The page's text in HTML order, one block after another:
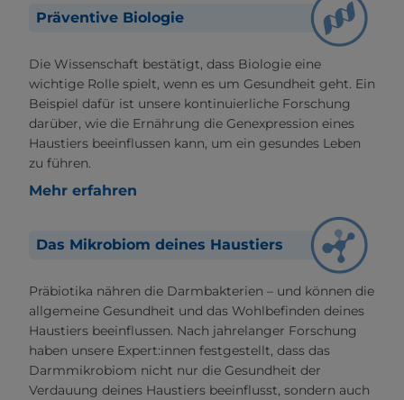
Präventive Biologie
Die Wissenschaft bestätigt, dass Biologie eine
wichtige Rolle spielt, wenn es um Gesundheit geht. Ein
Beispiel dafür ist unsere kontinuierliche Forschung
darüber, wie die Ernährung die Genexpression eines
Haustiers beeinflussen kann, um ein gesundes Leben
zu führen.
Mehr erfahren
Das Mikrobiom deines Haustiers
Präbiotika nähren die Darmbakterien – und können die
allgemeine Gesundheit und das Wohlbefinden deines
Haustiers beeinflussen. Nach jahrelanger Forschung
haben unsere Expert:innen festgestellt, dass das
Darmmikrobiom nicht nur die Gesundheit der
Verdauung deines Haustiers beeinflusst, sondern auch